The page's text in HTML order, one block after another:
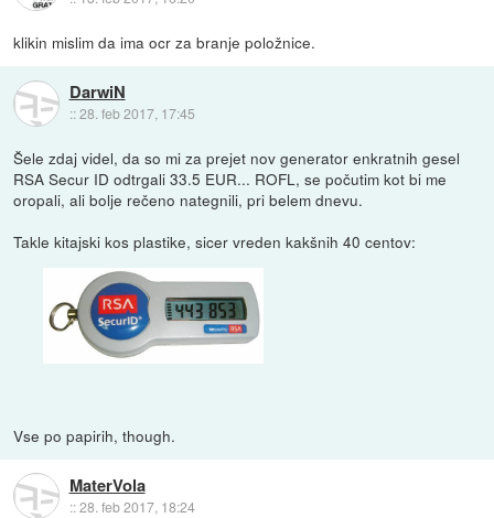
klikin mislim da ima ocr za branje položnice.
DarwiN
::28. feb 2017, 17:45
Šele zdaj videl, da so mi za prejet nov generator enkratnih gesel
RSA Secur ID odtrgali 33.5 EUR... ROFL, se počutim kot bi me
oropali, ali bolje rečeno nategnili, pri belem dnevu.
Takle kitajski kos plastike, sicer vreden kakšnih 40 centov:
Vse po papirih, though.
MaterVola
::28. feb 2017, 18:24